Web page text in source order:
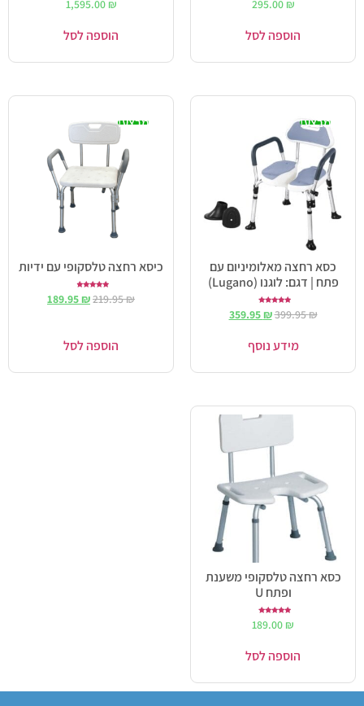
295.00 ₪
הוספה לסל
1,595.00 ₪
הוספה לסל
מבצע!
כסא רחצה מאלומיניום עם
פתח | דגם: לוגנו (Lugano)
5.00
מתוך 5
399.95₪
359.95₪
מידע נוסף
מבצע!
כיסא רחצה טלסקופי עם ידיות
4.50
מתוך 5
219.95₪
189.95₪
הוספה לסל
כסא רחצה טלסקופי משענת
ופתח U
5.00
189.00 ₪
הוספה לסל